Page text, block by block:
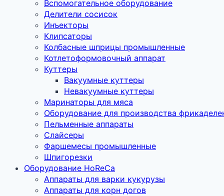
Вспомогательное оборудование
Делители сосисок
Инъекторы
Клипсаторы
Колбасные шприцы промышленные
Котлетоформовочный аппарат
Куттеры
Вакуумные куттеры
Невакуумные куттеры
Маринаторы для мяса
Оборудование для производства
Пельменные аппараты
Слайсеры
Фаршемесы промышленные
Шпигорезки
Оборудование HoReCa
Аппараты для варки кукурузы
Аппараты для корн догов